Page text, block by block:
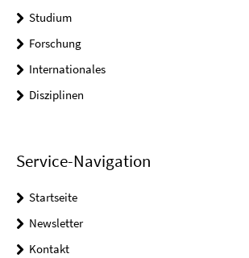
Studium
Forschung
Internationales
Disziplinen
Service-Navigation
Startseite
Newsletter
Kontakt